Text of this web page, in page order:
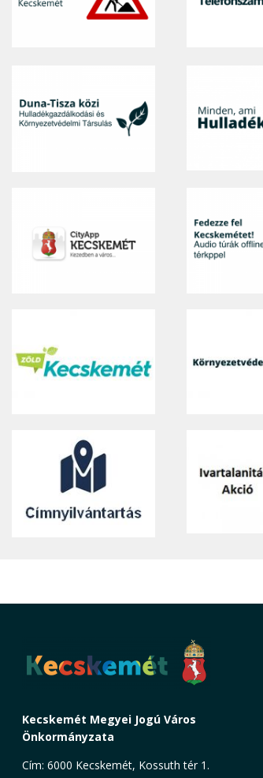
Kecskemét Megyei Jogú Város
Önkormányzata
Cím: 6000 Kecskemét, Kossuth tér 1.